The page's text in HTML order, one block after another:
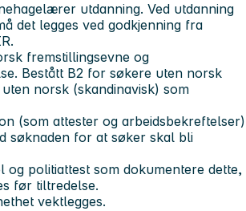
utdanning. Ved utdanning
det legges ved godkjenning fra
fremstillingsevne og
Bestått B2 for søkere uten norsk
norsk (skandinavisk) som
(som attester og arbeidsbekreftelser)
søknaden for at søker skal bli
og politiattest som dokumentere dette,
før tiltredelse.
vektlegges.